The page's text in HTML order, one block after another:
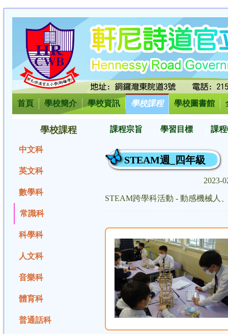
首頁 學校簡介 學校資訊 學校課程 學校圖書館
學校課程
中文科
英文科
數學科
常識科
科學科
人文科
音樂科
體育科
普通話科
課程宗旨 學習目標 課
STEAM週_四年級
2023-
STEAM跨學科活動 - 動感機械人